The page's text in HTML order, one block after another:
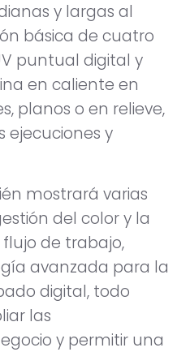
y largas al
básica de cuatro
puntual digital y
en caliente en
planos o en relieve,
ejecuciones y
mostrará varias
del color y la
de trabajo,
avanzada para la
digital, todo
las
y permitir una